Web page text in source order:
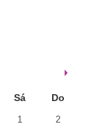
Sá Do
1
2